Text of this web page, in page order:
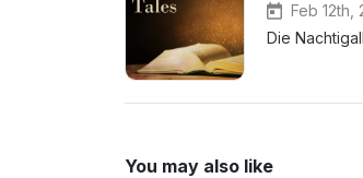
Feb 12th,
Die
You may also like